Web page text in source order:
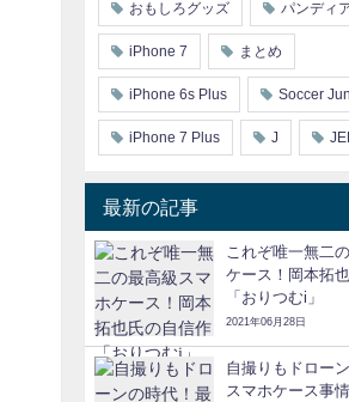
おもしろグッズ パンディ
iPhone 7 まとめ
iPhone 6s Plus Soccer
iPhone 7 Plus J
最新の記事
これぞ唯一無二
ケース！岡本拓
「おりつむi」
2021年06月28日
自撮りもドロー
スマホケース事情